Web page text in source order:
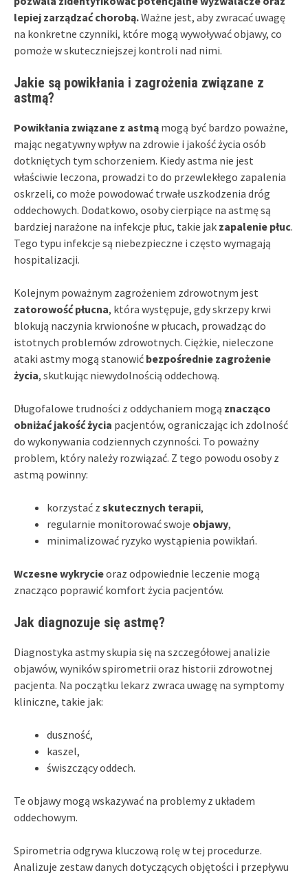
lepiej zarządzać chorobą.Ważne jest, aby zwracać uwagę
na konkretne czynniki, które mogą wywoływać objawy, co
pomoże w skuteczniejszej kontroli nad nimi.
Jakie są powikłania i zagrożenia związane z
astmą?
Powikłania związane z astmą mogą być bardzo poważne,
mając negatywny wpływ na zdrowie i jakość życia osób
dotkniętych tym schorzeniem. Kiedy astma nie jest
właściwie leczona, prowadzi to do przewlekłego zapalenia
oskrzeli, co może powodować trwałe uszkodzenia dróg
oddechowych. Dodatkowo, osoby cierpiące na astmę są
bardziej narażone na infekcje płuc, takie jak zapalenie płuc.
Tego typu infekcje są niebezpieczne i często wymagają
hospitalizacji.
Kolejnym poważnym zagrożeniem zdrowotnym jest
zatorowość płucna, która występuje, gdy skrzepy krwi
blokują naczynia krwionośne w płucach, prowadząc do
istotnych problemów zdrowotnych. Ciężkie, nieleczone
ataki astmy mogą stanowić bezpośrednie zagrożenie
życia, skutkując niewydolnością oddechową.
Długofalowe trudności z oddychaniem mogą znacząco
obniżać jakość życia pacjentów, ograniczając ich zdolność
do wykonywania codziennych czynności. To poważny
problem, który należy rozwiązać. Z tego powodu osoby z
astmą powinny:
korzystać z skutecznych terapii,
regularnie monitorować swoje objawy,
minimalizować ryzyko wystąpienia powikłań.
Wczesne wykrycieoraz odpowiednie leczenie mogą
znacząco poprawić komfort życia pacjentów.
Jak diagnozuje się astmę?
Diagnostyka astmy skupia się na szczegółowej analizie
objawów, wyników spirometrii oraz historii zdrowotnej
pacjenta. Na początku lekarz zwraca uwagę na symptomy
kliniczne, takie jak:
duszność,
kaszel,
świszczący oddech.
Te objawy mogą wskazywać na problemy z układem
oddechowym.
Spirometria odgrywa kluczową rolę w tej procedurze.
Analizuje zestaw danych dotyczących objętości i przepływu